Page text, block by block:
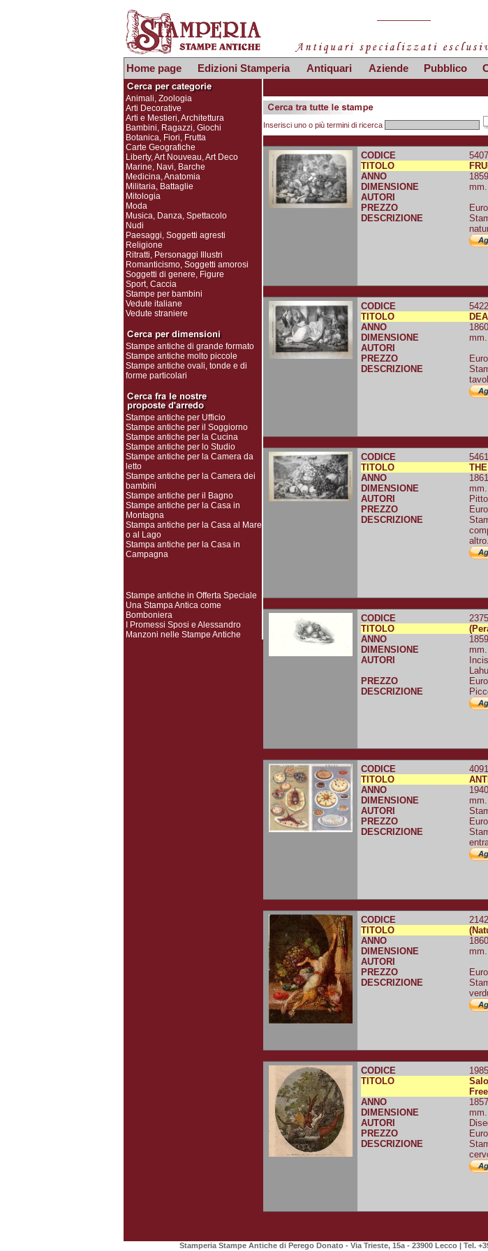
Home page Edizioni Stamperia Antiquari Aziende Pubblico
Animali, Zoologia
Arti Decorative
Arti e Mestieri, Architettura
Bambini, Ragazzi, Giochi
Botanica, Fiori, Frutta
Carte Geografiche
Liberty, Art Nouveau, Art Deco
Marine, Navi, Barche
Medicina, Anatomia
Militaria, Battaglie
Mitologia
Moda
Musica, Danza, Spettacolo
Nudi
Paesaggi, Soggetti agresti
Religione
Ritratti, Personaggi Illustri
Romanticismo, Soggetti amorosi
Soggetti di genere, Figure
Sport, Caccia
Stampe per bambini
Vedute italiane
Vedute straniere
Stampe antiche di grande formato
Stampe antiche molto piccole
Stampe antiche ovali, tonde e di
forme particolari
Stampe antiche per Ufficio
Stampe antiche per il Soggiorno
Stampe antiche per la Cucina
Stampe antiche per lo Studio
Stampe antiche per la Camera da
letto
Stampe antiche per la Camera dei
bambini
Stampe antiche per il Bagno
Stampe antiche per la Casa in
Montagna
Stampa antiche per la Casa al Mare
o al Lago
Stampa antiche per la Casa in
Campagna
Stampe antiche in Offerta Speciale
Una Stampa Antica come
Bomboniera
I Promessi Sposi e Alessandro
Manzoni nelle Stampe Antiche
Inserisci uno o più termini di ricerca
CODICE
TITOLO
ANNO
1859
DIMENSIONE
AUTORI
PREZZO
DESCRIZIONE
CODICE
TITOLO
ANNO
1860
DIMENSIONE
AUTORI
PREZZO
DESCRIZIONE
CODICE
TITOLO
ANNO
1861
DIMENSIONE
AUTORI
PREZZO
DESCRIZIONE
altro.
CODICE
TITOLO
ANNO
1859
DIMENSIONE
AUTORI
PREZZO
DESCRIZIONE
CODICE
TITOLO
ANNO
1940
DIMENSIONE
AUTORI
PREZZO
DESCRIZIONE
CODICE
TITOLO
ANNO
DIMENSIONE
AUTORI
PREZZO
DESCRIZIONE
CODICE
TITOLO
ANNO
1857
DIMENSIONE
AUTORI
PREZZO
DESCRIZIONE
Stamperia Stampe Antiche di Perego Donato - Via Trieste, 15a - 23900 Lecco | Tel.